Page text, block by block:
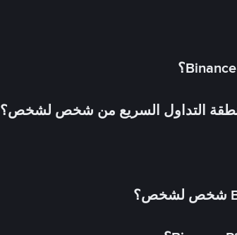
التداول السريع من شخص لشخص؟